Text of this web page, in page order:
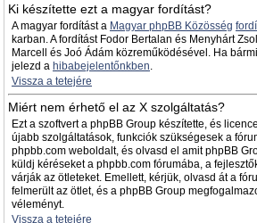
Ki készítette ezt a magyar fordítást?
A magyar fordítást a Magyar phpBB Közösség
karban. A fordítást Fodor Bertalan és Menyhárt
Marcell és Joó Ádám közreműködésével. Ha
jelezd a hibabejelentőnkben.
Vissza a tetejére
Miért nem érhető el az X szolgáltatás?
Ezt a szoftvert a phpBB Group készítette, és
újabb szolgáltatások, funkciók szükségesek a
phpbb.com weboldalt, és olvasd el amit phpBB
küldj kéréseket a phpbb.com fórumába, a
várják az ötleteket. Emellett, kérjük, olvasd át a
felmerült az ötlet, és a phpBB Group
véleményt.
Vissza a tetejére